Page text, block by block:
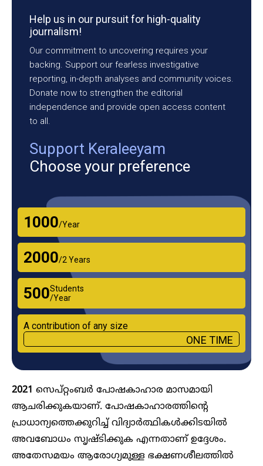
Help us in our pursuit for high-quality
journalism!
Our commitment to uncovering requires your
backing. Support our fearless investigative
reporting, in-depth analyses and community voices.
Donate now to strengthen the editorial
independence and provide open access content
to all.
Support Keraleeyam
Choose your preference
₹1000/Year
₹2000/2 Years
₹500Students
/Year
A contribution of any size
ONE TIME
2021 സെപ്റ്റംബർ പോഷകാഹാര മാസമായി
ആചരിക്കുകയാണ്. പോഷകാഹാരത്തിന്റെ
പ്രാധാന്യത്തെക്കുറിച്ച് വിദ്യാർത്ഥികൾക്കിടയിൽ
അവബോധം സൃഷ്ടിക്കുക എന്നതാണ് ഉദ്ദേശം.
അതേസമയം ആരോ​ഗ്യമുള്ള ഭക്ഷണശീലത്തിൽ